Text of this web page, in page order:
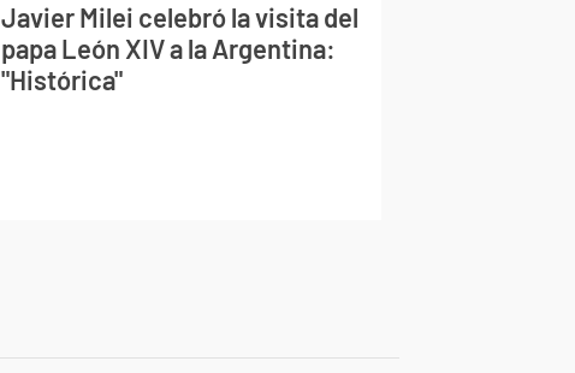
Javier Milei celebró la visita del
papa León XIV a la Argentina:
"Histórica"